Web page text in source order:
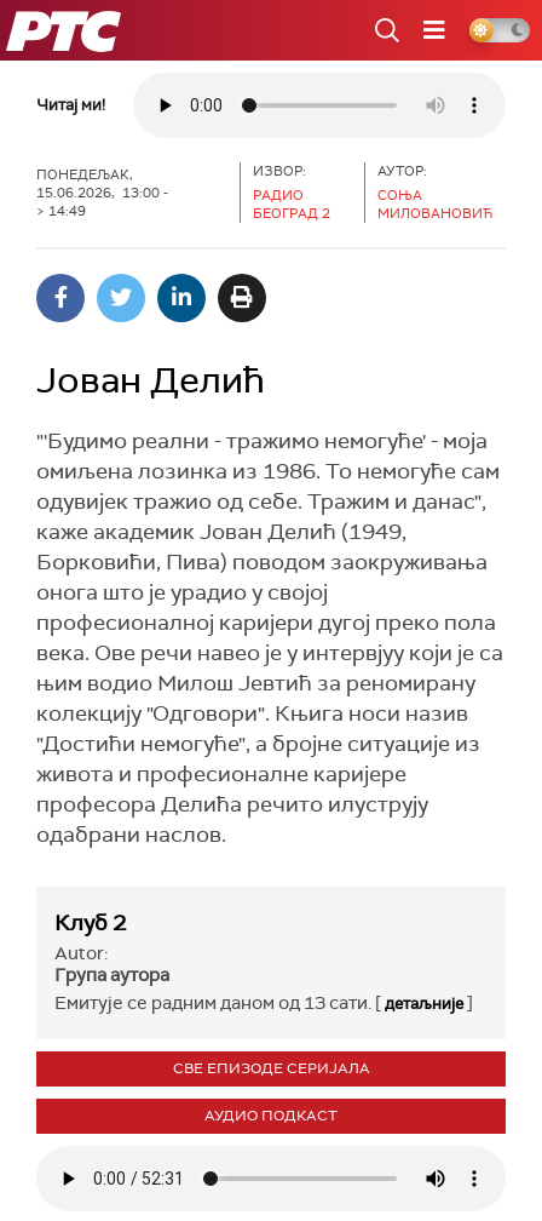
РТС
Читај ми!
ПОНЕДЕЉАК,
15.06.2026, 13:00 -
> 14:49
ИЗВОР:
РАДИО
БЕОГРАД 2
АУТОР:
СОЊА
МИЛОВАНОВИЋ
Јован Делић
"'Будимо реални - тражимо немогуће' - моја
омиљена лозинка из 1986. То немогуће сам
одувијек тражио од себе. Тражим и данас",
каже академик Јован Делић (1949,
Борковићи, Пива) поводом заокруживања
онога што је урадио у својој
професионалној каријери дугој преко пола
века. Ове речи навео је у интервјуу који је са
њим водио Милош Јевтић за реномирану
колекцију "Одговори". Књига носи назив
"Достићи немогуће", а бројне ситуације из
живота и професионалне каријере
професора Делића речито илуструју
одабрани наслов.
Клуб 2
Autor:
Група аутора
Емитује се радним даном од 13 сати. [детаљније]
СВЕ ЕПИЗОДЕ СЕРИЈАЛА
АУДИО ПОДКАСТ